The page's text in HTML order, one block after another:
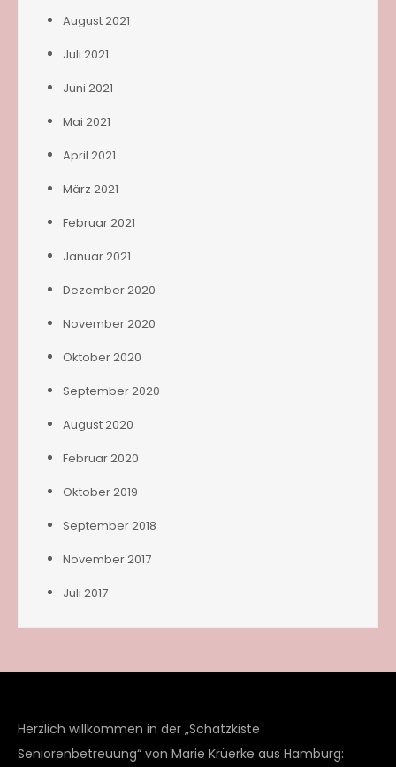
August 2021
Juli 2021
Juni 2021
Mai 2021
April 2021
März 2021
Februar 2021
Januar 2021
Dezember 2020
November 2020
Oktober 2020
September 2020
August 2020
Februar 2020
Oktober 2019
September 2018
November 2017
Juli 2017
Herzlich willkommen in der „Schatzkiste
Seniorenbetreuung“ von Marie Krüerke aus Hamburg: